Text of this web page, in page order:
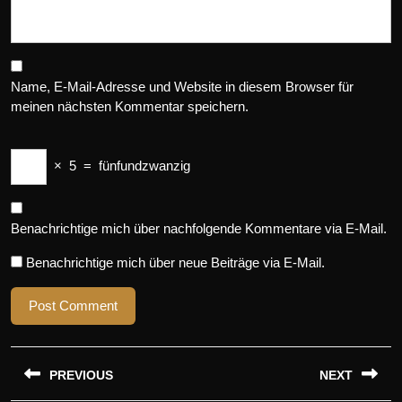
Name, E-Mail-Adresse und Website in diesem Browser für
meinen nächsten Kommentar speichern.
× 5 = fünfundzwanzig
Benachrichtige mich über nachfolgende Kommentare via E-Mail.
Benachrichtige mich über neue Beiträge via E-Mail.
Beitragsnavigation
PREVIOUS NEXT